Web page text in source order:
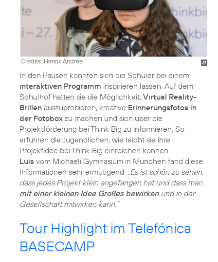
Credits: Henrik Andree
In den Pausen konnten sich die Schüler bei einem
interaktiven Programm inspirieren lassen. Auf dem
Schulhof hatten sie die Möglichkeit, Virtual Reality-
Brillen auszuprobieren, kreative Erinnerungsfotos in
der Fotobox zu machen und sich über die
Projektförderung bei Think Big zu informieren. So
erfuhren die Jugendlichen, wie leicht sie ihre
Luis vom Michaeli Gymnasium in München fand diese
Informationen sehr ermutigend: „Es ist schön zu sehen,
dass jedes Projekt klein angefangen hat und dass man
mit einer kleinen Idee Großes bewirkenund in der
Gesellschaft mitwirken kann.“
Tour Highlight im Telefónica
BASECAMP